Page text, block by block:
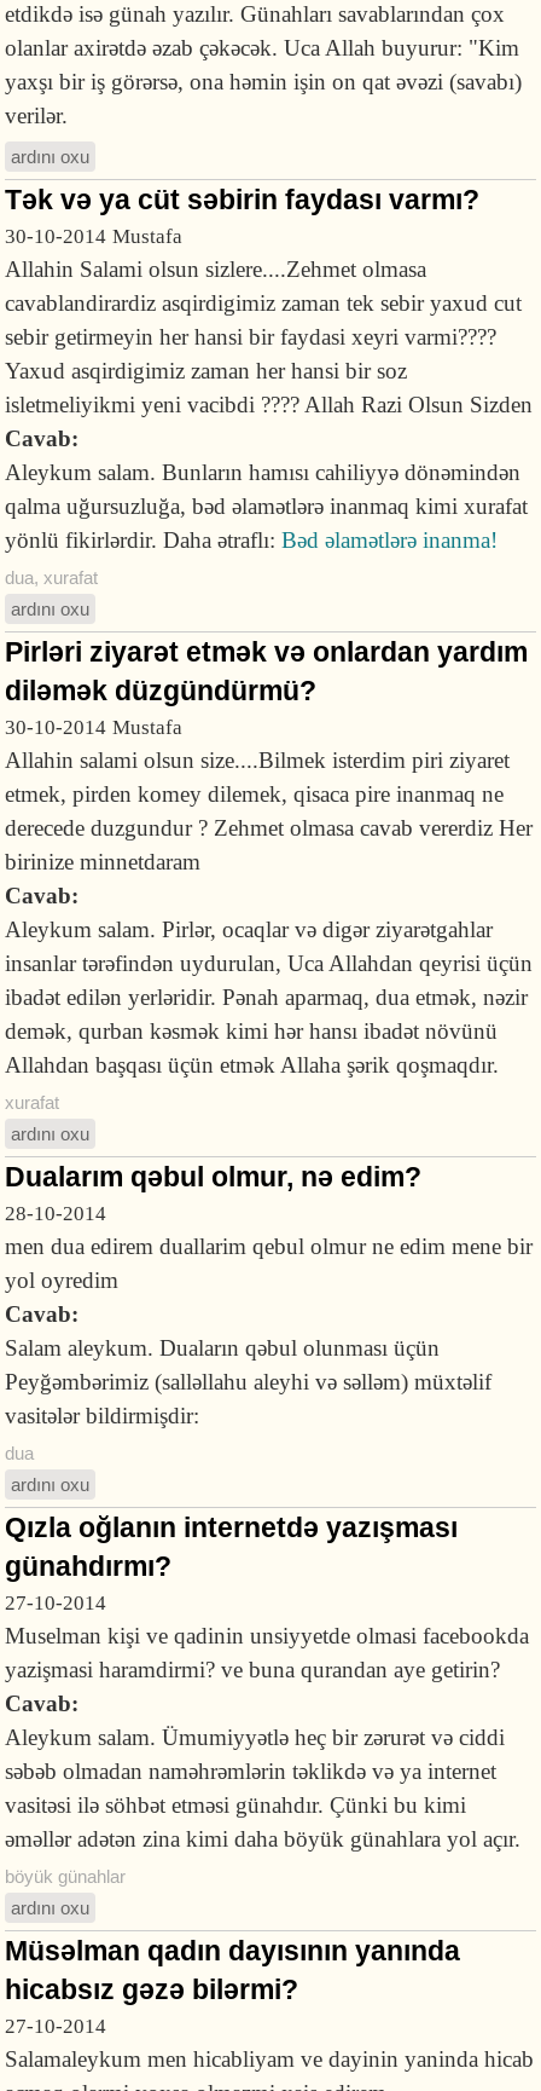
etdikdə isə günah yazılır. Günahları savablarından çox
olanlar axirətdə əzab çəkəcək. Uca Allah buyurur: "Kim
yaxşı bir iş görərsə, ona həmin işin on qat əvəzi (savabı)
verilər.
ardını oxu
Tək və ya cüt səbirin faydası varmı?
30-10-2014 Mustafa
Allahin Salami olsun sizlere....Zehmet olmasa
cavablandirardiz asqirdigimiz zaman tek sebir yaxud cut
sebir getirmeyin her hansi bir faydasi xeyri varmi????
Yaxud asqirdigimiz zaman her hansi bir soz
isletmeliyikmi yeni vacibdi ???? Allah Razi Olsun Sizden
Cavab:
Aleykum salam. Bunların hamısı cahiliyyə dönəmindən
qalma uğursuzluğa, bəd əlamətlərə inanmaq kimi xurafat
yönlü fikirlərdir. Daha ətraflı:Bəd əlamətlərə inanma!
dua,xurafat
ardını oxu
Pirləri ziyarət etmək və onlardan yardım
diləmək düzgündürmü?
30-10-2014 Mustafa
Allahin salami olsun size....Bilmek isterdim piri ziyaret
etmek, pirden komey dilemek, qisaca pire inanmaq ne
derecede duzgundur ? Zehmet olmasa cavab vererdiz Her
birinize minnetdaram
Cavab:
Aleykum salam. Pirlər, ocaqlar və digər ziyarətgahlar
insanlar tərəfindən uydurulan, Uca Allahdan qeyrisi üçün
ibadət edilən yerləridir. Pənah aparmaq, dua etmək, nəzir
demək, qurban kəsmək kimi hər hansı ibadət növünü
Allahdan başqası üçün etmək Allaha şərik qoşmaqdır.
xurafat
ardını oxu
Dualarım qəbul olmur, nə edim?
28-10-2014
men dua edirem duallarim qebul olmur ne edim mene bir
yol oyredim
Cavab:
Salam aleykum. Duaların qəbul olunması üçün
Peyğəmbərimiz (salləllahu aleyhi və səlləm) müxtəlif
vasitələr bildirmişdir:
dua
ardını oxu
Qızla oğlanın internetdə yazışması
günahdırmı?
27-10-2014
Muselman kişi ve qadinin unsiyyetde olmasi facebookda
yazişmasi haramdirmi? ve buna qurandan aye getirin?
Cavab:
Aleykum salam. Ümumiyyətlə heç bir zərurət və ciddi
səbəb olmadan naməhrəmlərin təklikdə və ya internet
vasitəsi ilə söhbət etməsi günahdır. Çünki bu kimi
əməllər adətən zina kimi daha böyük günahlara yol açır.
böyük günahlar
ardını oxu
Müsəlman qadın dayısının yanında
hicabsız gəzə bilərmi?
27-10-2014
Salamaleykum men hicabliyam ve dayinin yaninda hicab